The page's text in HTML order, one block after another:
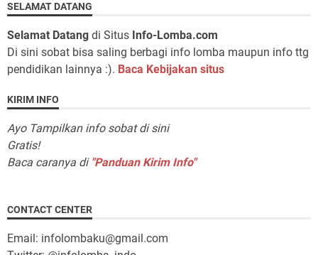
SELAMAT DATANG
Selamat Datang di Situs Info-Lomba.com
Di sini sobat bisa saling berbagi info lomba maupun info ttg
pendidikan lainnya :). Baca Kebijakan situs
KIRIM INFO
Ayo Tampilkan info sobat di sini
Gratis!
Baca caranya di "Panduan Kirim Info"
CONTACT CENTER
Email: infolombaku@gmail.com